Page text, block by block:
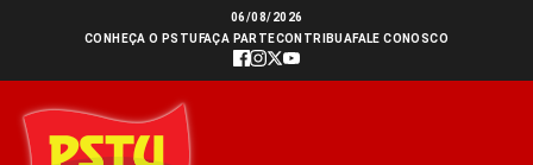
conteúdo
06/08/2026
CONHEÇA O PSTU FAÇA PARTECONTRIBUAFALE CONOSCO